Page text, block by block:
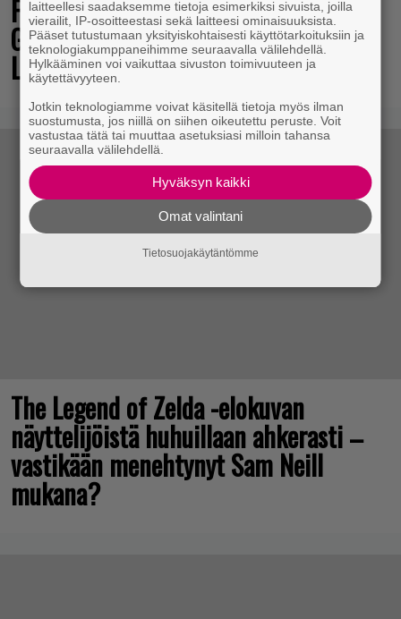
Final Fantasy VII Revelation näytillä
Gamescom-messujen Opening Night
Live -tapahtumassa
The Legend of Zelda -elokuvan
näyttelijöistä huhuillaan ahkerasti –
vastikään menehtynyt Sam Neill
mukana?
laitteellesi saadaksemme tietoja esimerkiksi sivuista, joilla
vierailit, IP-osoitteestasi sekä laitteesi ominaisuuksista.
Pääset tutustumaan yksityiskohtaisesti käyttötarkoituksiin ja
teknologiakumppaneihimme seuraavalla välilehdellä.
Hylkääminen voi vaikuttaa sivuston toimivuuteen ja
käytettävyyteen.
Jotkin teknologiamme voivat käsitellä tietoja myös ilman
suostumusta, jos niillä on siihen oikeutettu peruste. Voit
vastustaa tätä tai muuttaa asetuksiasi milloin tahansa
seuraavalla välilehdellä.
Hyväksyn kaikki
Omat valintani
Tietosuojakäytäntömme